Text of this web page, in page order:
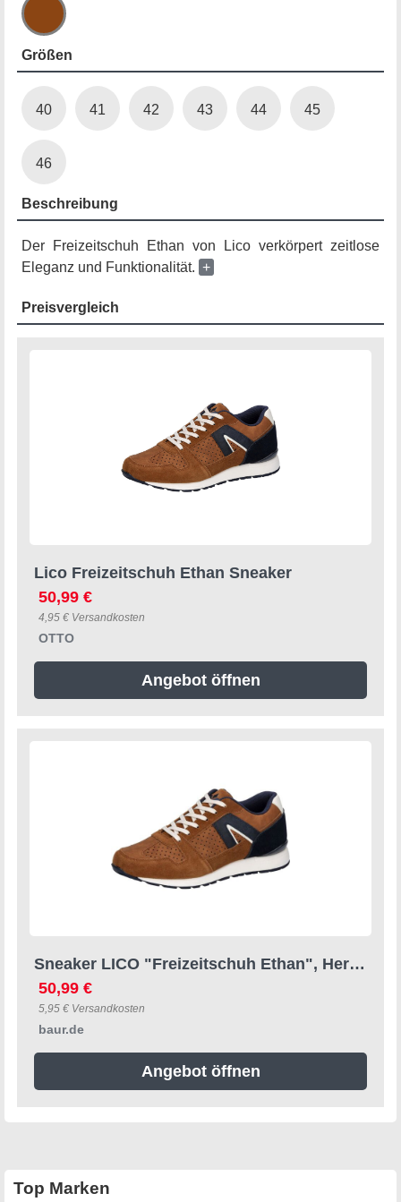
Größen
40 41 42 43 44 45
46
Beschreibung
Der Freizeitschuh Ethan von Lico verkörpert zeitlose
Eleganz und Funktionalität. +
Preisvergleich
Lico Freizeitschuh Ethan Sneaker
50,99 €
4,95 € Versandkosten
OTTO
Angebot öffnen
Sneaker LICO "Freizeitschuh Ethan", Herren, Gr. 42, braun, Synthetik, Schuhe Sneaker
50,99 €
5,95 € Versandkosten
baur.de
Angebot öffnen
Top Marken